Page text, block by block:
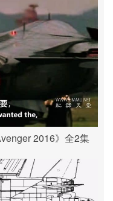
2016》全2集